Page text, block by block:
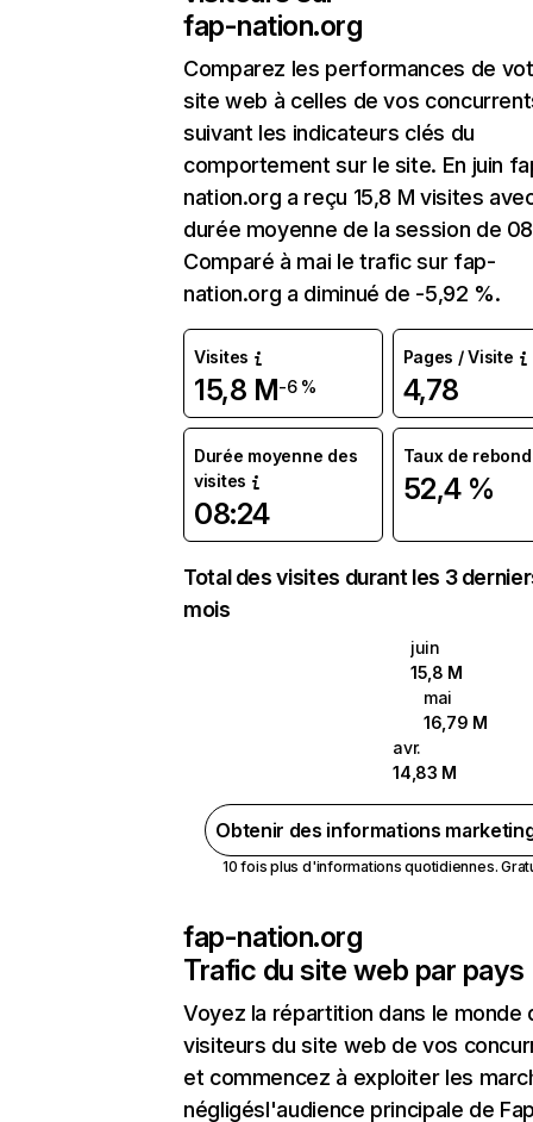
fap-nation.org
Comparez les performances de
site web à celles de vos
suivant les indicateurs clés du
comportement sur le site. En juin
nation.org a reçu 15,8 M visites
durée moyenne de la session de
Comparé à mai le trafic sur fap-
nation.org a diminué de -5,92 %.
Visites
15,8 M-6 %
Pages / Visite
4,78
Durée moyenne des
visites
08:24
Taux de rebond
52,4 %
Total des visites durant les 3
mois
juin
15,8 M
mai
16,79 M
avr.
14,83 M
Obtenir des informations
10 fois plus d'informations quotidiennes.
fap-nation.org
Trafic du site web par pays
Voyez la répartition dans le monde
visiteurs du site web de vos
et commencez à exploiter les
négligésl'audience principale de